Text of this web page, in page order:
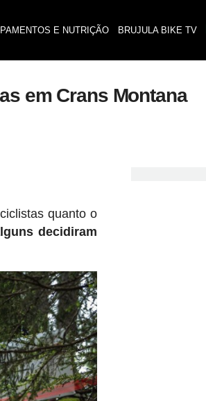
E NUTRIÇÃO BRUJULA BIKE TV
em Crans Montana
quanto o
decidiram